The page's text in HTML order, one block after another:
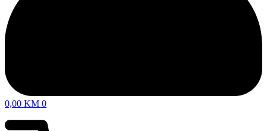
0,00 KM 0